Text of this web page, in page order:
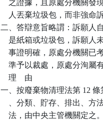
之證據，且原處分機關
人丟棄垃圾包，而非強命
二、答辯意旨略謂：訴願人
是紙箱或垃圾包，訴願
事證明確，原處分機關
準予以裁處，原處分洵屬
    理    由
一、按廢棄物清理法第 12
、分類、貯存、排出、
法，由中央主管機關定之